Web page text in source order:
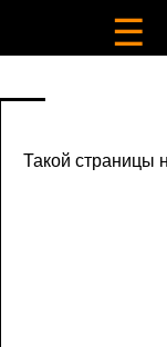
☰
Такой страницы